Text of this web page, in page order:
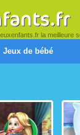
la meilleure
Jeux de bébé